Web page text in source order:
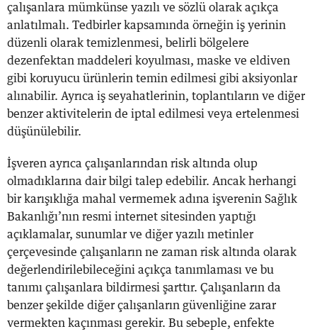
çalışanlara mümkünse yazılı ve sözlü olarak açıkça
anlatılmalı. Tedbirler kapsamında örneğin iş yerinin
düzenli olarak temizlenmesi, belirli bölgelere
dezenfektan maddeleri koyulması, maske ve eldiven
gibi koruyucu ürünlerin temin edilmesi gibi aksiyonlar
alınabilir. Ayrıca iş seyahatlerinin, toplantıların ve diğer
benzer aktivitelerin de iptal edilmesi veya ertelenmesi
düşünülebilir.
İşveren ayrıca çalışanlarından risk altında olup
olmadıklarına dair bilgi talep edebilir. Ancak herhangi
bir karışıklığa mahal vermemek adına işverenin Sağlık
Bakanlığı’nın resmi internet sitesinden yaptığı
açıklamalar, sunumlar ve diğer yazılı metinler
çerçevesinde çalışanların ne zaman risk altında olarak
değerlendirilebileceğini açıkça tanımlaması ve bu
tanımı çalışanlara bildirmesi şarttır. Çalışanların da
benzer şekilde diğer çalışanların güvenliğine zarar
vermekten kaçınması gerekir. Bu sebeple, enfekte